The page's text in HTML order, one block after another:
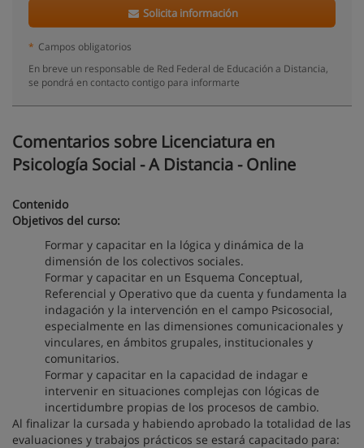
Solicita información
* Campos obligatorios
En breve un responsable de Red Federal de Educación a Distancia,
se pondrá en contacto contigo para informarte
Comentarios sobre Licenciatura en
Psicología Social - A Distancia - Online
Contenido
Objetivos del curso:
Formar y capacitar en la lógica y dinámica de la
dimensión de los colectivos sociales.
Formar y capacitar en un Esquema Conceptual,
Referencial y Operativo que da cuenta y fundamenta la
indagación y la intervención en el campo Psicosocial,
especialmente en las dimensiones comunicacionales y
vinculares, en ámbitos grupales, institucionales y
comunitarios.
Formar y capacitar en la capacidad de indagar e
intervenir en situaciones complejas con lógicas de
incertidumbre propias de los procesos de cambio.
Al finalizar la cursada y habiendo aprobado la totalidad de las
evaluaciones y trabajos prácticos se estará capacitado para: